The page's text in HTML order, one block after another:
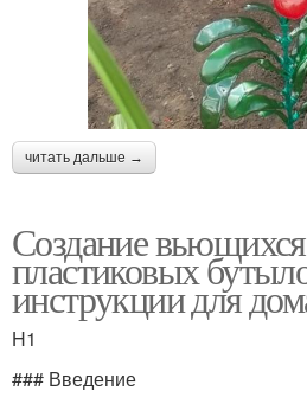
читать дальше →
Создание
пластиковых
инструкции для
H1
### Введение